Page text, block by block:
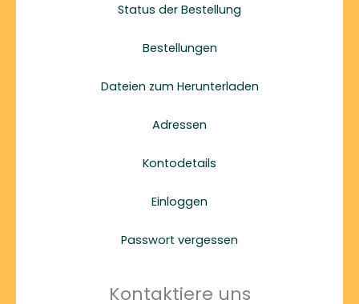
Status der Bestellung
Bestellungen
Dateien zum Herunterladen
Adressen
Kontodetails
Einloggen
Passwort vergessen
Kontaktiere uns